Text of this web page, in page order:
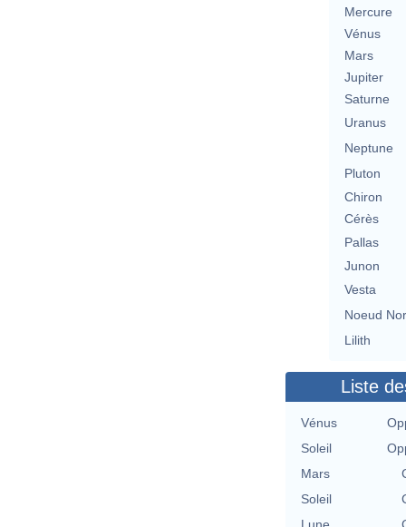
Mercure
Vénus
Mars
Jupiter
Saturne
Uranus
Neptune
Pluton
Chiron
Cérès
Pallas
Junon
Vesta
Noeud
Lilith
Liste
Vénus
Soleil
Mars
Soleil